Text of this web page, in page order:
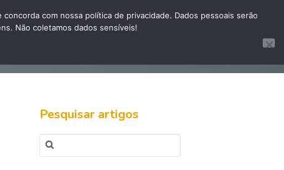
Pesquisar artigos
Pesquisar
por:
com nossa política de privacidade. Dados pessoais serão
Não coletamos dados sensíveis!